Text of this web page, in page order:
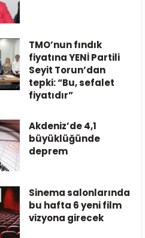
TMO’nun fındık
fiyatına YENİ Partili
Seyit Torun’dan
tepki: “Bu, sefalet
fiyatıdır”
Akdeniz’de 4,1
büyüklüğünde
deprem
Sinema salonlarında
bu hafta 6 yeni film
vizyona girecek